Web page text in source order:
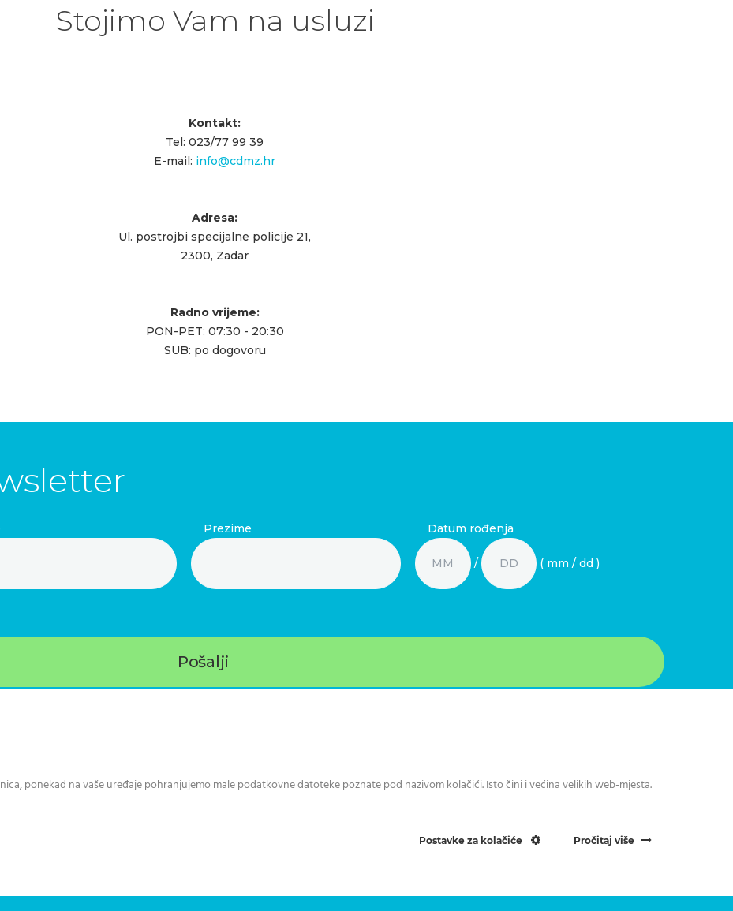
Stojimo Vam na usluzi
Kontakt:
Tel: 023/77 99 39
E-mail: info@cdmz.hr
Adresa:
Ul. postrojbi specijalne policije 21,
2300, Zadar
Radno vrijeme:
PON-PET: 07:30 - 20:30
SUB: po dogovoru
Prezime Datum rođenja
/ ( mm / dd )
ponekad na vaše uređaje pohranjujemo male podatkovne datoteke poznate pod nazivom kolačići. Isto čini i većina velikih web-mjesta.
Pročitaj više
Postavke za kolačiće